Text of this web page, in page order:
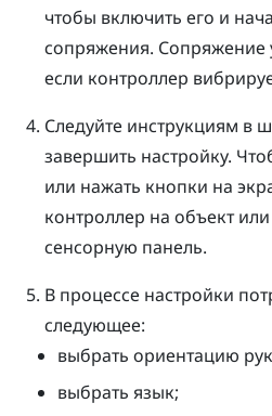
чтобы включить его и
сопряжения. Сопряжение
если контроллер
Следуйте инструкциям в
завершить настройку.
или нажать кнопки на
контроллер на объект
сенсорную панель.
В процессе настройки
следующее:
выбрать ориентацию
выбрать язык;